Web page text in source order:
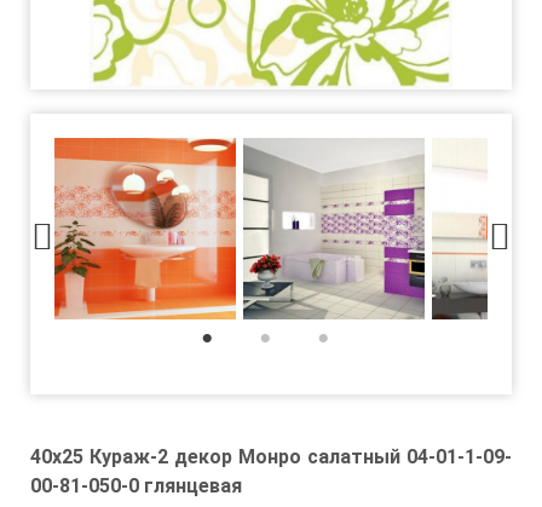
40x25 Кураж-2 декор Монро салатный 04-01-1-09-
00-81-050-0 глянцевая